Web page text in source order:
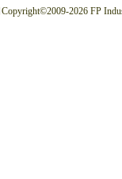
Copyright©2009-2026 FP